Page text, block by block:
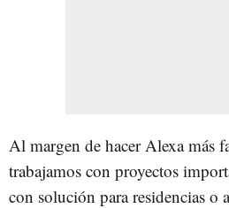
Al margen de hacer Alexa más
trabajamos con proyectos
con solución para residencias o